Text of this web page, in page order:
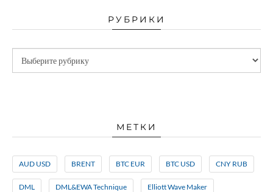
РУБРИКИ
МЕТКИ
AUD USD BRENT BTC EUR BTC USD CNY RUB
DML DML&EWA Technique Elliott Wave Maker